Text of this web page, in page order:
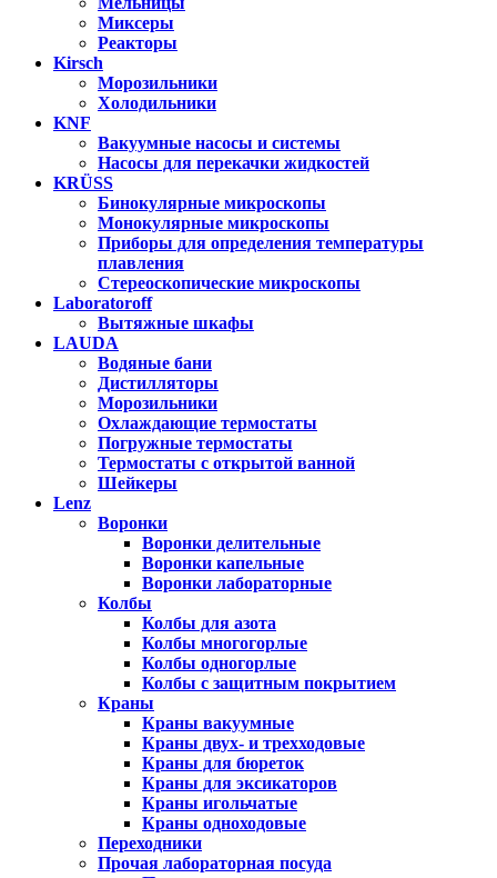
Миксеры
Реакторы
Kirsch
Морозильники
Холодильники
KNF
Вакуумные насосы и системы
Насосы для перекачки жидкостей
KRÜSS
Бинокулярные микроскопы
Монокулярные микроскопы
Приборы для определения температуры
плавления
Стереоскопические микроскопы
Laboratoroff
Вытяжные шкафы
LAUDA
Водяные бани
Дистилляторы
Морозильники
Охлаждающие термостаты
Погружные термостаты
Термостаты с открытой ванной
Шейкеры
Lenz
Воронки
Воронки делительные
Воронки капельные
Воронки лабораторные
Колбы
Колбы для азота
Колбы многогорлые
Колбы одногорлые
Колбы с защитным покрытием
Краны
Краны вакуумные
Краны двух- и трехходовые
Краны для бюреток
Краны для эксикаторов
Краны игольчатые
Краны одноходовые
Переходники
Прочая лабораторная посуда